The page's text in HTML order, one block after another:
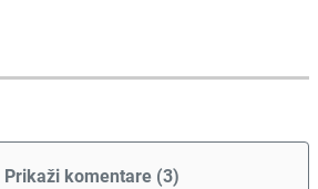
Prikaži komentare (3)